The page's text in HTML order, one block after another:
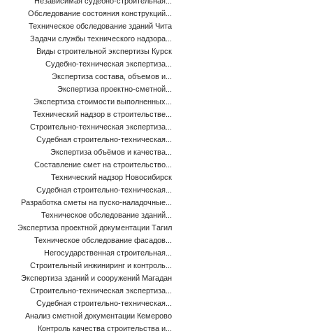
Обследование состояния конструкций...
Техническое обследование зданий Чита
Задачи службы технического надзора...
Виды строительной экспертизы Курск
Судебно-техническая экспертиза...
Экспертиза состава, объемов и...
Экспертиза проектно-сметной...
Экспертиза стоимости выполненных...
Технический надзор в строительстве...
Строительно-техническая экспертиза...
Судебная строительно-техническая...
Экспертиза объёмов и качества...
Составление смет на строительство...
Технический надзор Новосибирск
Судебная строительно-техническая...
Разработка сметы на пуско-наладочные...
Техническое обследование зданий...
Экспертиза проектной документации Тагил
Техническое обследование фасадов...
Негосударственная строительная...
Строительный инжиниринг и контроль...
Экспертиза зданий и сооружений Магадан
Строительно-техническая экспертиза...
Судебная строительно-техническая...
Анализ сметной документации Кемерово
Контроль качества строительства и...